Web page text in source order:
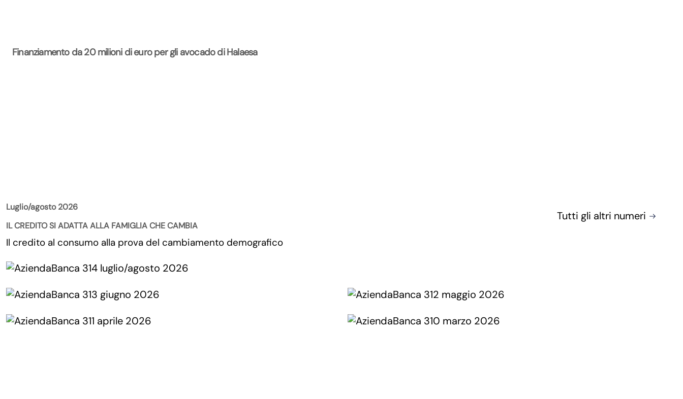
Finanziamento da 20 milioni di euro per gli avocado di Halaesa
Luglio/agosto 2026
IL CREDITO SI ADATTA ALLA FAMIGLIA CHE CAMBIA
Il credito al consumo alla prova del cambiamento demografico
Tutti gli altri numeri